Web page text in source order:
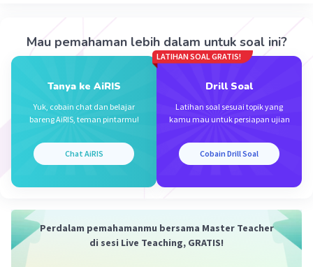
Mau pemahaman lebih dalam untuk soal ini?
Tanya ke AiRIS
Yuk, cobain chat dan belajar
bareng AiRIS, teman pintarmu!
Chat AiRIS
LATIHAN SOAL GRATIS!
Drill Soal
Latihan soal sesuai topik yang
kamu mau untuk persiapan ujian
Cobain Drill Soal
Perdalam pemahamanmu bersama Master Teacher
di sesi Live Teaching, GRATIS!